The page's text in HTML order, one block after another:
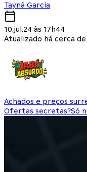
Tayná Garcia
10.jul.24 às 17h44
Atualizado há cerca de
Achados e preços
Ofertas secretas?Só